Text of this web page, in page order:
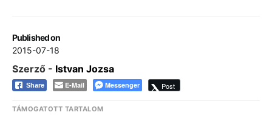
Published on
2015-07-18
Szerző - Istvan Jozsa
Share E-Mail Messenger Post
TÁMOGATOTT TARTALOM